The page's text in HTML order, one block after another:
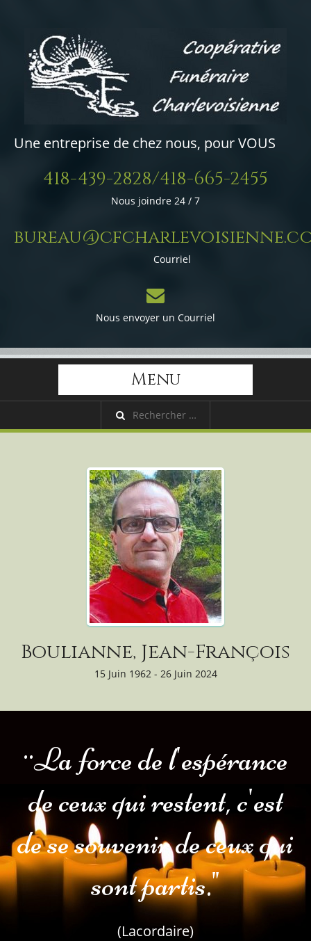
Une entreprise de chez nous, pour VOUS
418-439-2828/418-665-2455
Nous joindre 24 / 7
Courriel
Nous envoyer un Courriel
Menu
Boulianne, Jean-François
15 Juin 1962 - 26 Juin 2024
¨La force de l'espérance
de ceux qui restent, c'est
de se souvenir de ceux qui
sont partis."
(Lacordaire)